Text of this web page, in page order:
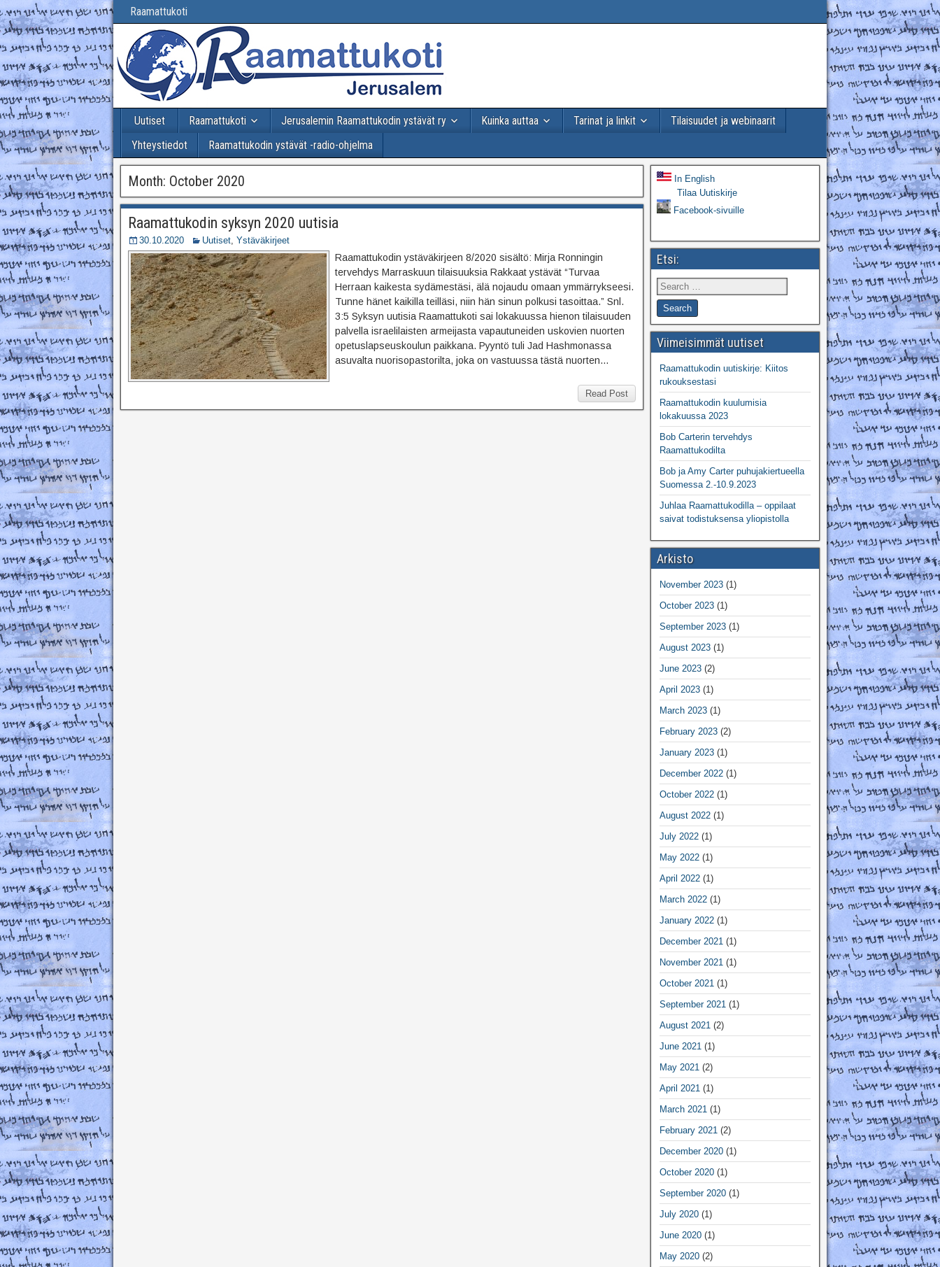
Raamattukoti
Uutiset Raamattukoti Jerusalemin Raamattukodin ystävät ry Kuinka auttaa Tarinat ja linkit
Tilaisuudet ja webinaarit
Yhteystiedot
Raamattukodin ystävät -radio-ohjelma
Month: October 2020
Raamattukodin syksyn 2020 uutisia
30.10.2020 Uutiset, Ystäväkirjeet
Raamattukodin ystäväkirjeen 8/2020 sisältö: Mirja Ronningin
tervehdys Marraskuun tilaisuuksia Rakkaat ystävät “Turvaa
Herraan kaikesta sydämestäsi, älä nojaudu omaan ymmärrykseesi.
Tunne hänet kaikilla teilläsi, niin hän sinun polkusi tasoittaa.” Snl.
3:5 Syksyn uutisia Raamattukoti sai lokakuussa hienon tilaisuuden
palvella israelilaisten armeijasta vapautuneiden uskovien nuorten
opetuslapseuskoulun paikkana. Pyyntö tuli Jad Hashmonassa
asuvalta nuorisopastorilta, joka on vastuussa tästä nuorten…
Read Post
In English
Tilaa Uutiskirje
Facebook-sivuille
Etsi:
Viimeisimmät uutiset
Raamattukodin uutiskirje: Kiitos
rukouksestasi
Raamattukodin kuulumisia
lokakuussa 2023
Bob Carterin tervehdys
Raamattukodilta
Bob ja Amy Carter puhujakiertueella
Suomessa 2.-10.9.2023
Juhlaa Raamattukodilla – oppilaat
saivat todistuksensa yliopistolla
Arkisto
November 2023(1)
October 2023(1)
September 2023(1)
August 2023(1)
June 2023(2)
April 2023(1)
March 2023(1)
February 2023(2)
January 2023(1)
December 2022(1)
October 2022(1)
August 2022(1)
July 2022(1)
May 2022(1)
April 2022(1)
March 2022(1)
January 2022(1)
December 2021(1)
November 2021(1)
October 2021(1)
September 2021(1)
August 2021(2)
June 2021(1)
May 2021(2)
April 2021(1)
March 2021(1)
February 2021(2)
December 2020(1)
October 2020(1)
September 2020(1)
July 2020(1)
June 2020(1)
May 2020(2)